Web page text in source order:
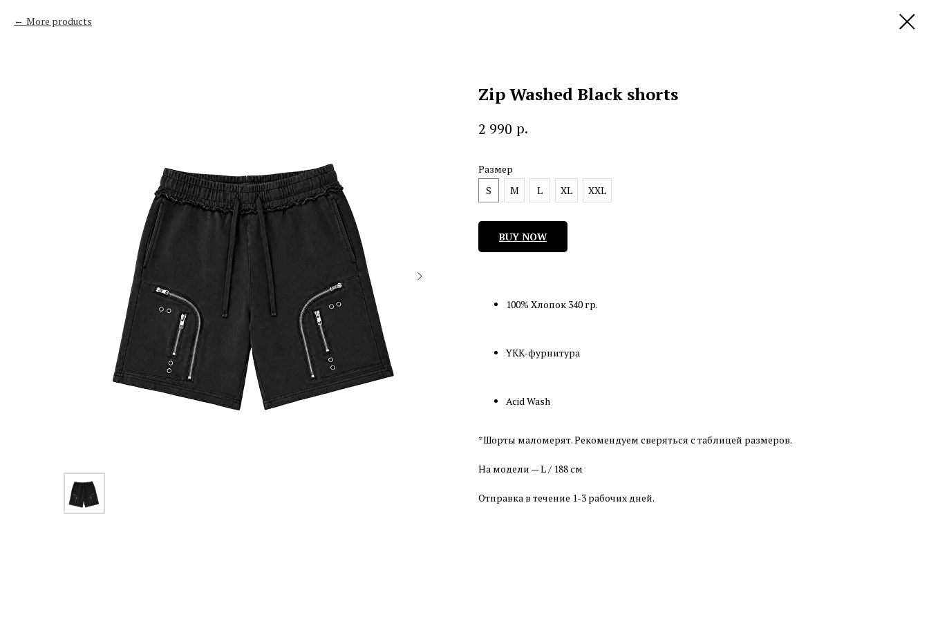
More products
Zip Washed Black shorts
2 990 р.
Размер
S
M L XL XXL
BUY NOW
100% Хлопок 340 гр.
YKK-фурнитура
Acid Wash
*Шорты маломерят. Рекомендуем сверяться с таблицей размеров.
На модели — L / 188 см
Отправка в течение 1-3 рабочих дней.